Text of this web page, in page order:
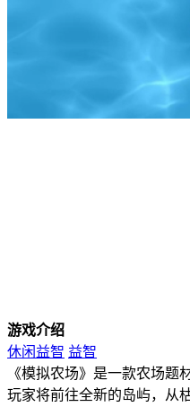
游戏介绍
休闲益智 益智
《模拟农场》是一款农场题
玩家将前往全新的岛屿，从